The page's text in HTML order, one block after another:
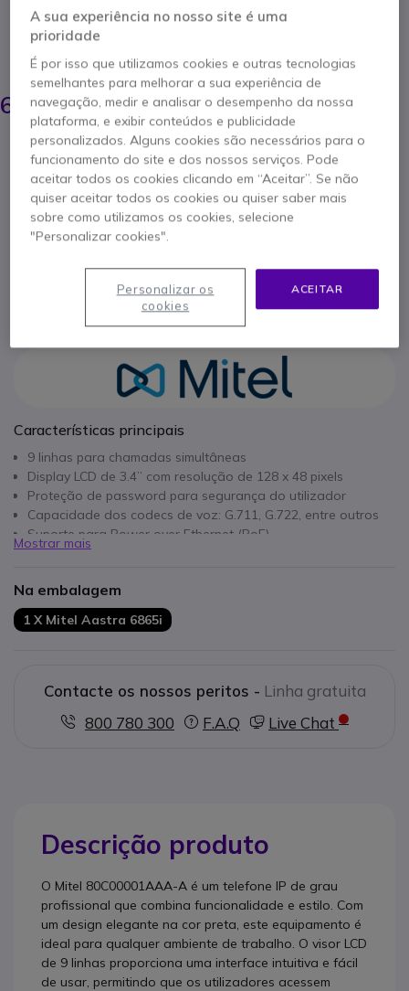
Comunicação Eficiente com o Mitel
80C00001AAA-A
POUPE 109,00 €
179,25 €
69,95 € s/iva- 86,04 € Iva Incl.
Qtd
ADICIONAR AO CARRINHO
ORÇAMENTO EM 4 HORAS
1 ano de garantiado fabricante
Características principais
9 linhas para chamadas simultâneas
Display LCD de 3.4” com resolução de 128 x 48 pixels
Proteção de password para segurança do utilizador
Capacidade dos codecs de voz: G.711, G.722, entre outros
Suporte para Power over Ethernet (PoE)
Conectividade Ethernet de 10/100/1000 Mbit/s
Mostrar mais
Na embalagem
1 X Mitel Aastra 6865i
Contacte os nossos peritos - Linha gratuita
800 780 300
F.A.Q Live Chat
Descrição produto
O Mitel 80C00001AAA-A é um telefone IP de grau
profissional que combina funcionalidade e estilo. Com
um design elegante na cor preta, este equipamento é
ideal para qualquer ambiente de trabalho. O visor LCD
de 9 linhas proporciona uma interface intuitiva e fácil
de usar, permitindo que os utilizadores acessem
A sua experiência no nosso site é uma
prioridade
É por isso que utilizamos cookies e outras tecnologias
semelhantes para melhorar a sua experiência de
navegação, medir e analisar o desempenho da nossa
plataforma, e exibir conteúdos e publicidade
personalizados. Alguns cookies são necessários para o
funcionamento do site e dos nossos serviços. Pode
aceitar todos os cookies clicando em “Aceitar”. Se não
quiser aceitar todos os cookies ou quiser saber mais
sobre como utilizamos os cookies, selecione
"Personalizar cookies".
ACEITAR
Personalizar os
cookies